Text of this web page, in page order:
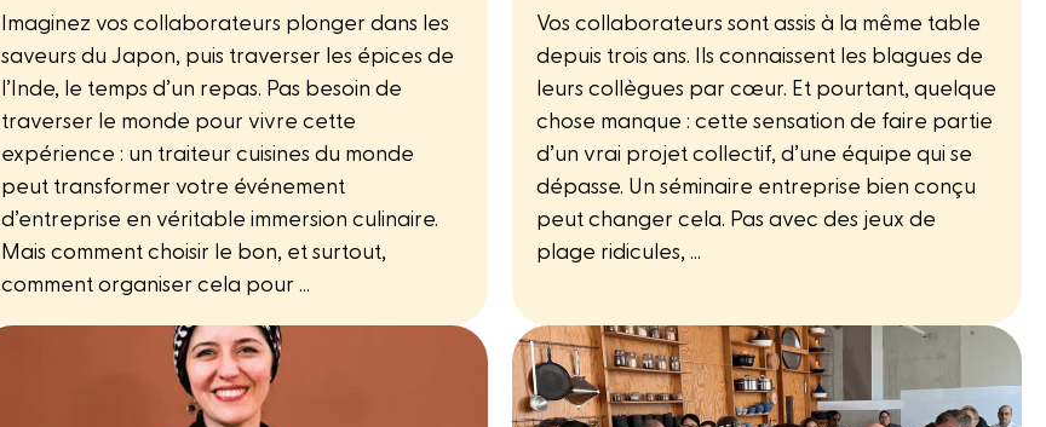
Imaginez vos collaborateurs plonger dans les
saveurs du Japon, puis traverser les épices de
l’Inde, le temps d’un repas. Pas besoin de
traverser le monde pour vivre cette
expérience : un traiteur cuisines du monde
peut transformer votre événement
d’entreprise en véritable immersion culinaire.
Mais comment choisir le bon, et surtout,
comment organiser cela pour ...
Vos collaborateurs sont assis à la même table
depuis trois ans. Ils connaissent les blagues de
leurs collègues par cœur. Et pourtant, quelque
chose manque : cette sensation de faire partie
d’un vrai projet collectif, d’une équipe qui se
dépasse. Un séminaire entreprise bien conçu
peut changer cela. Pas avec des jeux de
plage ridicules, ...